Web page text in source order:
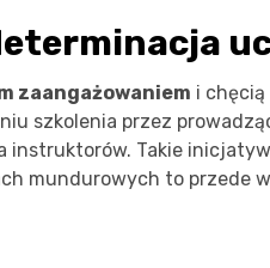
zaangażowaniem i
szkolenia przez
instruktorów. Takie
mundurowych to